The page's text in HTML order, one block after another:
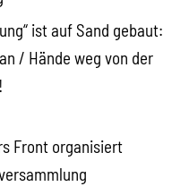
ist auf Sand gebaut:
/ Hände weg von der
Front organisiert